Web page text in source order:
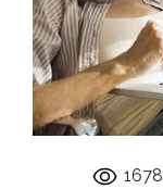
1678